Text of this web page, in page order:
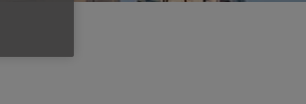
aus, um sich Angebote anzeigen zu lassen.